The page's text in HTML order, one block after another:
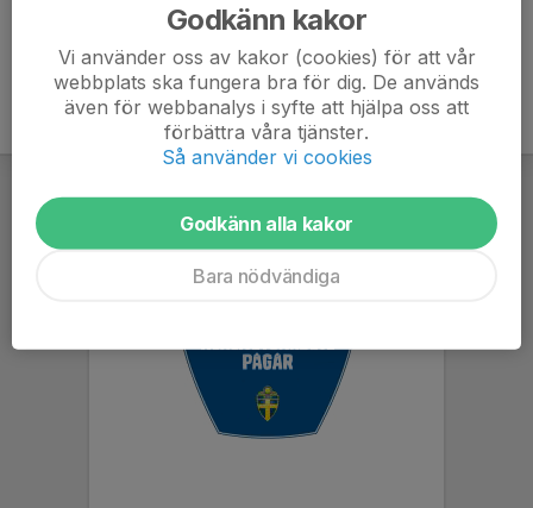
Godkänn kakor
Vi använder oss av kakor (cookies) för att vår
webbplats ska fungera bra för dig. De används
även för webbanalys i syfte att hjälpa oss att
förbättra våra tjänster.
Så använder vi cookies
Godkänn alla kakor
Bara nödvändiga